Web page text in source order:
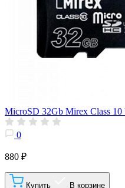
MicroSD 32Gb Mirex Class 10
0
880 ₽
Купить В корзине